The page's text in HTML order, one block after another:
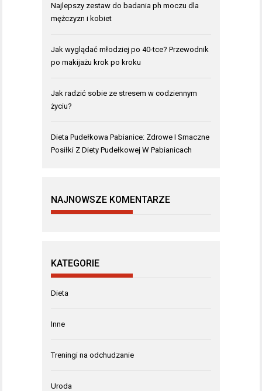
Najlepszy zestaw do badania ph moczu dla
mężczyzn i kobiet
Jak wyglądać młodziej po 40-tce? Przewodnik
po makijażu krok po kroku
Jak radzić sobie ze stresem w codziennym
życiu?
Dieta Pudełkowa Pabianice: Zdrowe I Smaczne
Posiłki Z Diety Pudełkowej W Pabianicach
NAJNOWSZE KOMENTARZE
KATEGORIE
Dieta
Inne
Treningi na odchudzanie
Uroda